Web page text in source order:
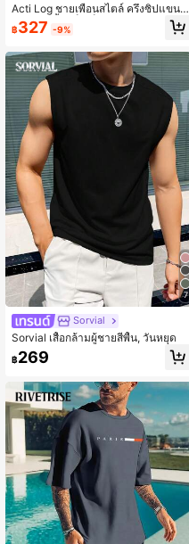
Acti Log ชายเพื่อนสไตล์ ครึ่งซิปแขนร
าเกลลัน เสื้อแจ็คเก็ตกีฬาแบบเรียบง่าย
แขนยาว เสื้อแจ็คเก็ตออกกำลังกาย พอ
฿327 -9%
7
Sorvial
Sorvial เสื้อกล้ามผู้ชายสีพื้น, วันหยุด
฿269